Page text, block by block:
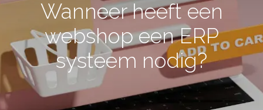
Wanneer heeft een
webshop een ERP
systeem nodig?